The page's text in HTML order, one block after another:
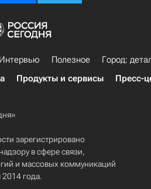
Интервью Полезное
Город:
Продукты и сервисы Пресс-
зарегистрировано
в сфере связи,
и массовых коммуникаций
года.